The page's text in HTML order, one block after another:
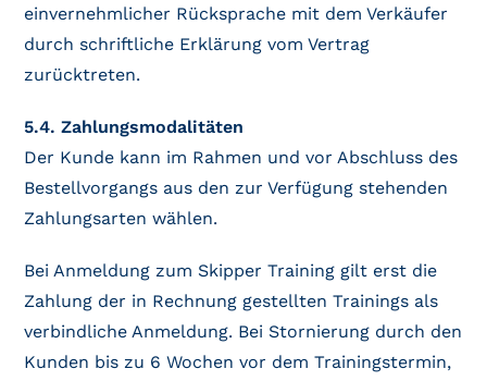
einvernehmlicher Rücksprache mit dem Verkäufer
durch schriftliche Erklärung vom Vertrag
zurücktreten.
5.4. Zahlungsmodalitäten
Der Kunde kann im Rahmen und vor Abschluss des
Bestellvorgangs aus den zur Verfügung stehenden
Zahlungsarten wählen.
Bei Anmeldung zum Skipper Training gilt erst die
Zahlung der in Rechnung gestellten Trainings als
verbindliche Anmeldung. Bei Stornierung durch den
Kunden bis zu 6 Wochen vor dem Trainingstermin,